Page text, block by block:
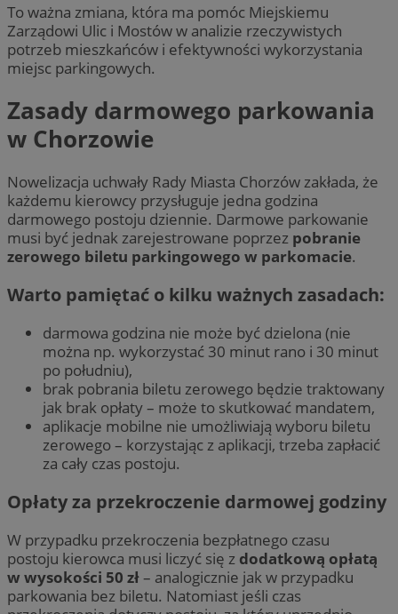
To ważna zmiana, która ma pomóc Miejskiemu
Zarządowi Ulic i Mostów w analizie rzeczywistych
potrzeb mieszkańców i efektywności wykorzystania
miejsc parkingowych.
Zasady darmowego parkowania
w Chorzowie
Nowelizacja uchwały Rady Miasta Chorzów zakłada, że
każdemu kierowcy przysługuje jedna godzina
darmowego postoju dziennie. Darmowe parkowanie
musi być jednak zarejestrowane poprzez pobranie
zerowego biletu parkingowego w parkomacie.
Warto pamiętać o kilku ważnych zasadach:
darmowa godzina nie może być dzielona (nie
można np. wykorzystać 30 minut rano i 30 minut
po południu),
brak pobrania biletu zerowego będzie traktowany
jak brak opłaty – może to skutkować mandatem,
aplikacje mobilne nie umożliwiają wyboru biletu
zerowego – korzystając z aplikacji, trzeba zapłacić
za cały czas postoju.
Opłaty za przekroczenie darmowej godziny
W przypadku przekroczenia bezpłatnego czasu
postoju kierowca musi liczyć się z dodatkową opłatą
w wysokości 50 zł– analogicznie jak w przypadku
parkowania bez biletu. Natomiast jeśli czas